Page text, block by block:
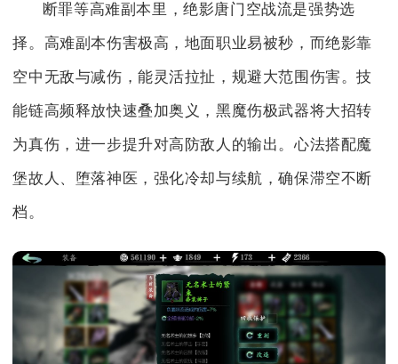
断罪等高难副本里，绝影唐门空战流是强势选
择。高难副本伤害极高，地面职业易被秒，而绝影靠
空中无敌与减伤，能灵活拉扯，规避大范围伤害。技
能链高频释放快速叠加奥义，黑魔伤极武器将大招转
为真伤，进一步提升对高防敌人的输出。心法搭配魔
堡故人、堕落神医，强化冷却与续航，确保滞空不断
档。